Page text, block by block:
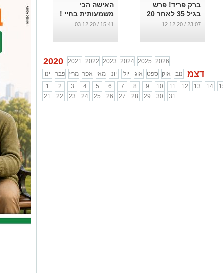
ברק פריד! פרש
בגיל 35 לאחר 20
שנות פעילות
23:07 / 12.12.20
האישה הכי
משמעותית בחיי !
...
15:41 / 03.12.20
2020 2021 2022 2023 2024 2025 2026
ינו
פבר מרץ אפר מאי יונ יול אוג ספט אוק נוב דצמ
1 2 3 4 5 6 7 8 9 10 11 12 13 14
21
22 23 24 25 26 27 28 29 30 31